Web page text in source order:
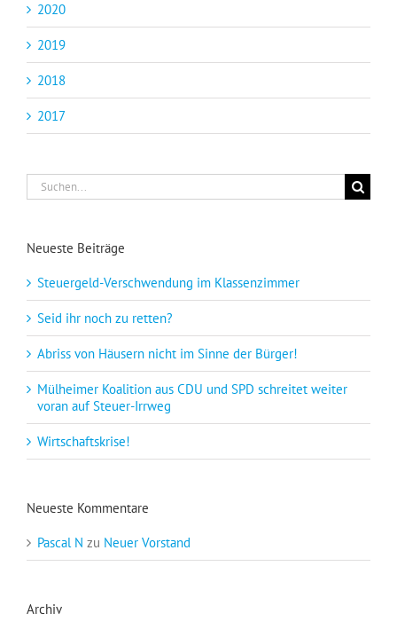
2020
2019
2018
2017
Suche
nach:
Neueste Beiträge
Steuergeld-Verschwendung im Klassenzimmer
Seid ihr noch zu retten?
Abriss von Häusern nicht im Sinne der Bürger!
Mülheimer Koalition aus CDU und SPD schreitet weiter
voran auf Steuer-Irrweg
Wirtschaftskrise!
Neueste Kommentare
Pascal N zu Neuer Vorstand
Archiv